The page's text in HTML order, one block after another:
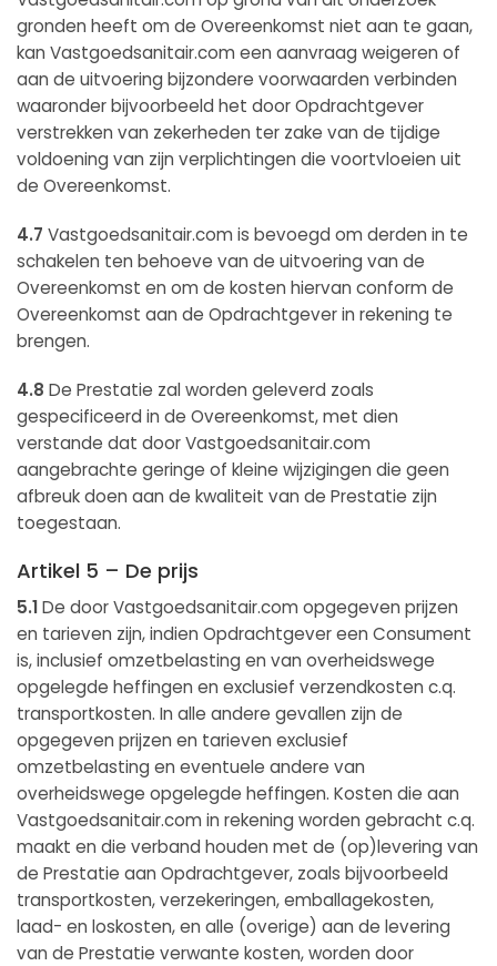
gronden heeft om de Overeenkomst niet aan te gaan,
kan Vastgoedsanitair.com een aanvraag weigeren of
aan de uitvoering bijzondere voorwaarden verbinden
waaronder bijvoorbeeld het door Opdrachtgever
verstrekken van zekerheden ter zake van de tijdige
voldoening van zijn verplichtingen die voortvloeien uit
de Overeenkomst.
4.7 Vastgoedsanitair.com is bevoegd om derden in te
schakelen ten behoeve van de uitvoering van de
Overeenkomst en om de kosten hiervan conform de
Overeenkomst aan de Opdrachtgever in rekening te
brengen.
4.8 De Prestatie zal worden geleverd zoals
gespecificeerd in de Overeenkomst, met dien
verstande dat door Vastgoedsanitair.com
aangebrachte geringe of kleine wijzigingen die geen
afbreuk doen aan de kwaliteit van de Prestatie zijn
toegestaan.
Artikel 5 – De prijs
5.1De door Vastgoedsanitair.com opgegeven prijzen
en tarieven zijn, indien Opdrachtgever een Consument
is, inclusief omzetbelasting en van overheidswege
opgelegde heffingen en exclusief verzendkosten c.q.
transportkosten. In alle andere gevallen zijn de
opgegeven prijzen en tarieven exclusief
omzetbelasting en eventuele andere van
overheidswege opgelegde heffingen. Kosten die aan
Vastgoedsanitair.com in rekening worden gebracht c.q.
maakt en die verband houden met de (op)levering van
de Prestatie aan Opdrachtgever, zoals bijvoorbeeld
transportkosten, verzekeringen, emballagekosten,
laad- en loskosten, en alle (overige) aan de levering
van de Prestatie verwante kosten, worden door